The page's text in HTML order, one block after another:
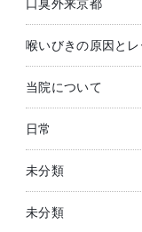
口臭外来京都
喉いびきの原因と
当院について
日常
未分類
未分類